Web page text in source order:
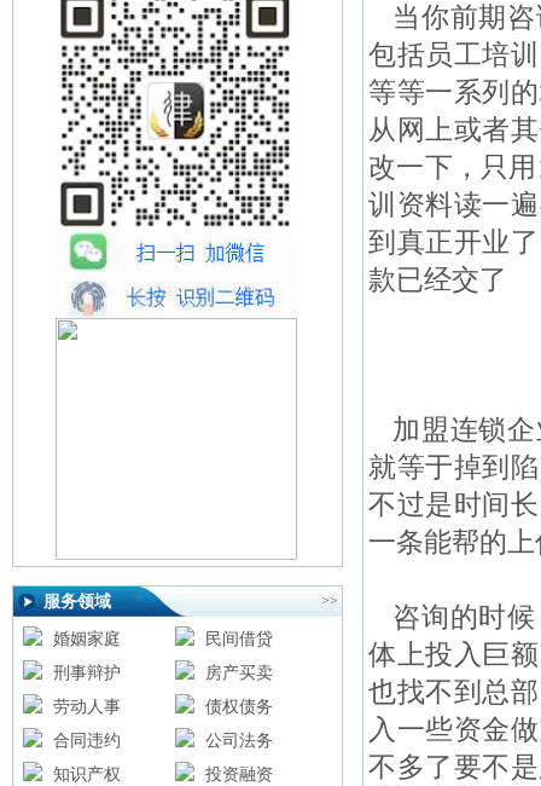
服务领域 >>
婚姻家庭
民间借贷
刑事辩护
房产买卖
劳动人事
债权债务
合同违约
公司法务
知识产权
投资融资
当你前期咨
包括员工培
等等一系列
从网上或者
改一下，只
训资料读一
到真正开业
款已经交了
加盟连锁企
就等于掉到
不过是时间
一条能帮的
咨询的时候
体上投入巨
也找不到总
入一些资金
不多了要不